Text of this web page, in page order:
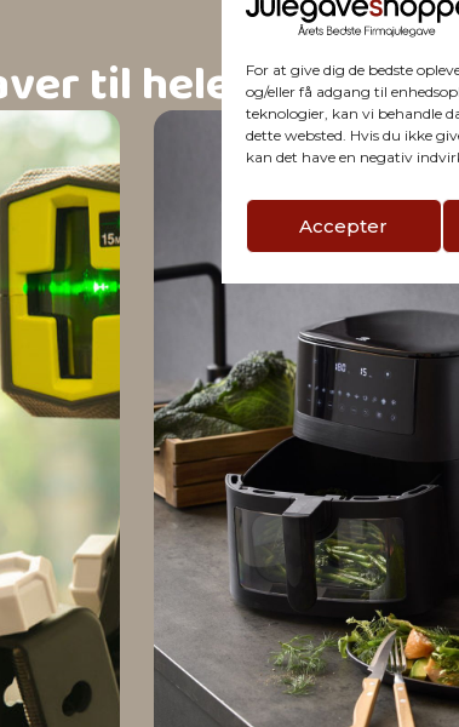
For at give dig de bedste
og/eller få adgang til
teknologier, kan vi behandle
dette websted. Hvis du ikke
kan det have en negativ
Accepter
til hele firmaet